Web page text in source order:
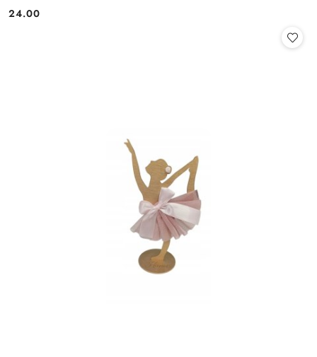
Cena:
24.00